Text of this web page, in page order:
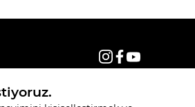
© 2026, Tüm hakları saklıdır KNITSS